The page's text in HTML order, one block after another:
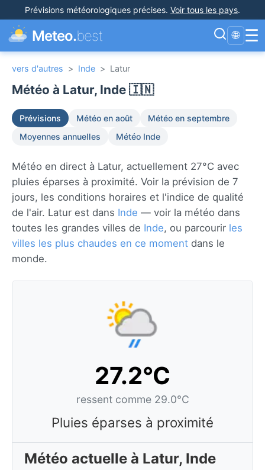
Prévisions météorologiques précises. Voir tous les pays.
Meteo.best 🌐 ☰
vers d'autres > Inde > Latur
Météo à Latur, Inde 🇮🇳
Prévisions Météo en août
Météo en septembre
Moyennes annuelles
Météo Inde
Météo en direct à Latur, actuellement 27°C avec
pluies éparses à proximité. Voir la prévision de 7
jours, les conditions horaires et l'indice de qualité
de l'air. Latur est dans Inde — voir la météo dans
toutes les grandes villes de Inde, ou parcourir les
villes les plus chaudes en ce moment dans le
monde.
27.2°C
ressent comme 29.0°C
Pluies éparses à proximité
Météo actuelle à Latur, Inde